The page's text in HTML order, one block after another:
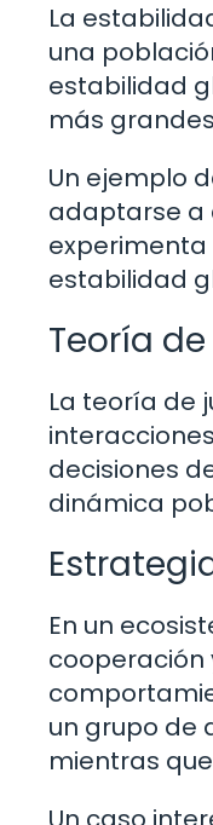
La
una
estabilidad
más
Un ejemplo
adaptarse a
estabilidad
Teoría
La teoría de
decisiones
dinámica
En un
cooperación
un grupo de
mientras